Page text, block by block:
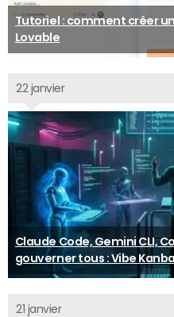
Tutoriel : comment créer
Lovable
22 janvier
Claude Code, Gemini CLI,
gouverner tous : Vibe
21 janvier